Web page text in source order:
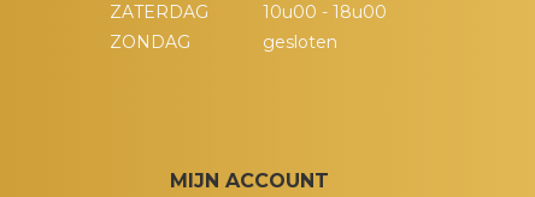
ZATERDAG
10u00 - 18u00
ZONDAG
gesloten
MIJN ACCOUNT